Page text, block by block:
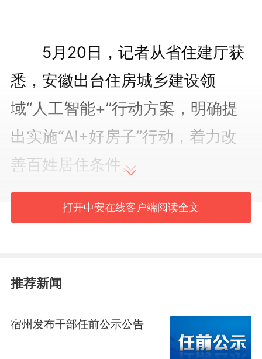
5月20日，记者从省住建厅获
悉，安徽出台住房城乡建设领
域“人工智能+”行动方案，明确提
出实施“AI+好房子”行动，着力改
善百姓居住条件。
在房地产市场精准服务方面，
踪市场交易、价格波动、资金流向
等关键指标，实现风险早期预警与
趋势精准研判。推动AI在房屋交易
打开中安在线客户端阅读全文
推荐新闻
宿州发布干部任前公示公告